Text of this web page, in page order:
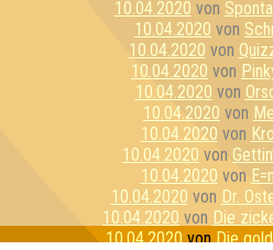
10.04.2020 von
10.04.2020 von
10.04.2020 von
10.04.2020 von
10.04.2020 von
10.04.2020 von
10.04.2020 von
10.04.2020 von
10.04.2020 von
10.04.2020 von Dr.
10.04.2020 von Die
10.04.2020vonDie